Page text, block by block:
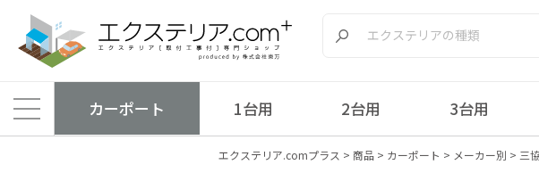
カーポート 1台用 2台用 3台用
エクステリア.comプラス > 商品> カーポート > メーカー別 > 三